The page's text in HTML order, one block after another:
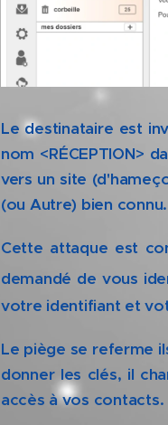
Le destinataire est
nom <RÉCEPTION>
vers un site
(ou Autre) bien connu.
Cette attaque est
demandé de vous
votre identifiant et
Le piège se referme
donner les clés, il
accès à vos contacts.